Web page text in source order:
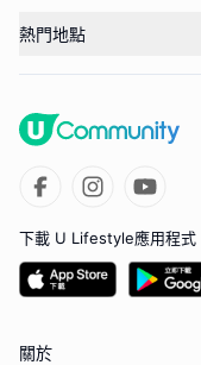
熱門地點
下載 U Lifestyle應用程式
關於